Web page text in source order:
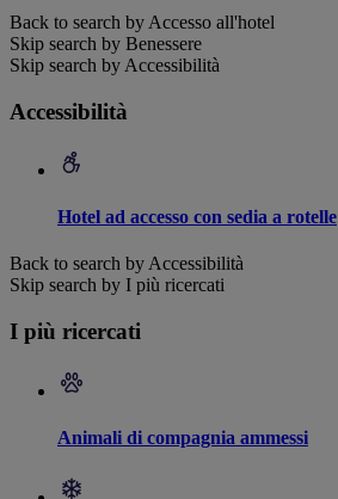
Back to search by Accesso all'hotel
Skip search by Benessere
Skip search by Accessibilità
Accessibilità
Hotel ad accesso con sedia a rotelle
Back to search by Accessibilità
Skip search by I più ricercati
I più ricercati
Animali di compagnia ammessi